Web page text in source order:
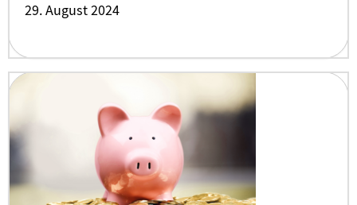
29. August 2024